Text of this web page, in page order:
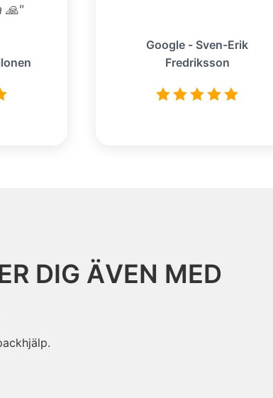
🙏"
Google - Sven-Erik
Fredriksson
DIG ÄVEN MED